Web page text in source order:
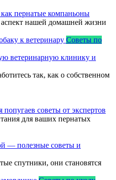
пернатые компаньоны
нашей домашней жизни
Советы по
ветеринарную клинику и
так, как о собственном
советы от экспертов
для ваших пернатых
— полезные советы и
спутники, они становятся